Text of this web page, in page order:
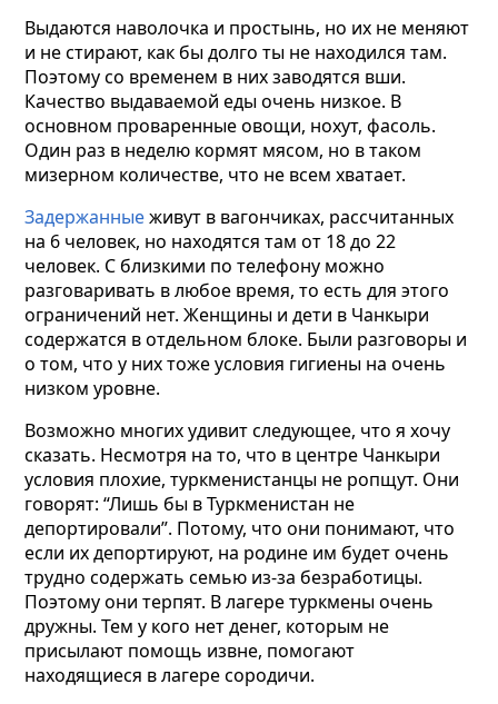
Выдаются наволочка и простынь, но их не меняют
и не стирают, как бы долго ты не находился там.
Поэтому со временем в них заводятся вши.
Качество выдаваемой еды очень низкое. В
основном проваренные овощи, нохут, фасоль.
Один раз в неделю кормят мясом, но в таком
мизерном количестве, что не всем хватает.
Задержанныеживут в вагончиках, рассчитанных
на 6 человек, но находятся там от 18 до 22
человек. С близкими по телефону можно
разговаривать в любое время, то есть для этого
ограничений нет. Женщины и дети в Чанкыри
содержатся в отдельном блоке. Были разговоры и
о том, что у них тоже условия гигиены на очень
низком уровне.
Возможно многих удивит следующее, что я хочу
сказать. Несмотря на то, что в центре Чанкыри
условия плохие, туркменистанцы не ропщут. Они
говорят: “Лишь бы в Туркменистан не
депортировали”. Потому, что они понимают, что
если их депортируют, на родине им будет очень
трудно содержать семью из-за безработицы.
Поэтому они терпят. В лагере туркмены очень
дружны. Тем у кого нет денег, которым не
присылают помощь извне, помогают
находящиеся в лагере сородичи.